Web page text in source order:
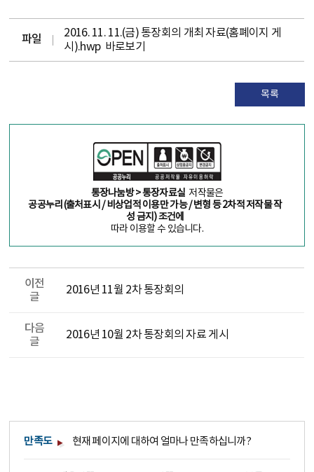
파일
2016. 11. 11.(금) 통장회의 개최 자료(홈폐이지 게
시).hwp 바로보기
목록
통장나눔방 > 통장자료실 저작물은
공공누리(출처표시 / 비상업적 이용만 가능 / 변형 등 2차적 저작물 작
성 금지) 조건에
따라 이용할 수 있습니다.
이전
글
2016년 11월 2차 통장회의
다음
글
2016년 10월 2차 통장회의 자료 게시
만족도 현재 페이지에 대하여 얼마나 만족하십니까?